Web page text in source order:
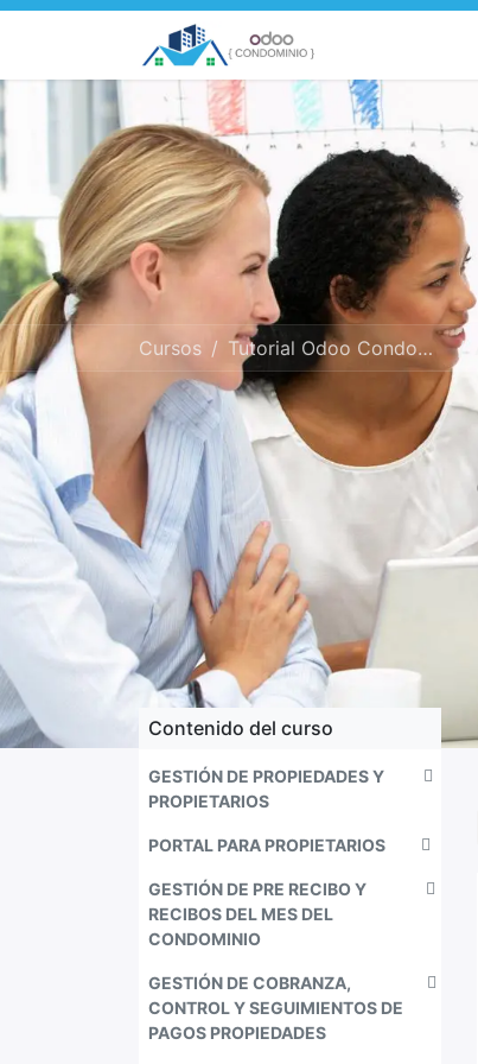
Cursos Tutorial Odoo Condominio
Contenido del curso
GESTIÓN DE PROPIEDADES Y
PROPIETARIOS
PORTAL PARA PROPIETARIOS
GESTIÓN DE PRE RECIBO Y
RECIBOS DEL MES DEL
CONDOMINIO
GESTIÓN DE COBRANZA,
CONTROL Y SEGUIMIENTOS DE
PAGOS PROPIEDADES